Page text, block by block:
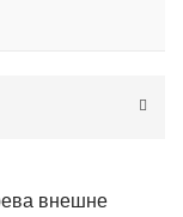
внешне